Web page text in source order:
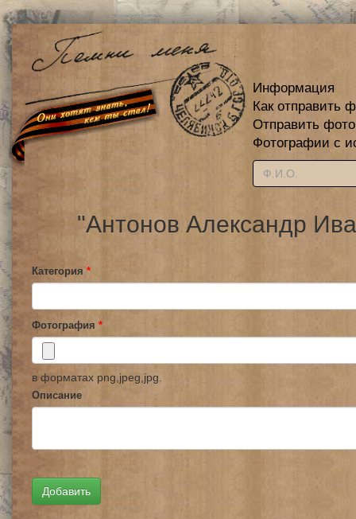
Информация
Как отправить
Отправить
Фотографии с
"Антонов Александр
Категория *
Фотография *
в форматах png,jpeg,jpg.
Описание